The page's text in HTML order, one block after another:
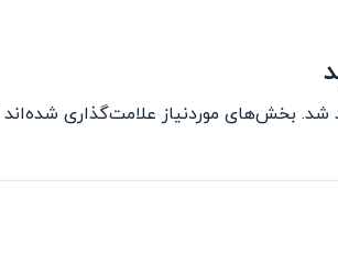
شد. بخش‌های موردنیاز علامت‌گذاری شده‌اند